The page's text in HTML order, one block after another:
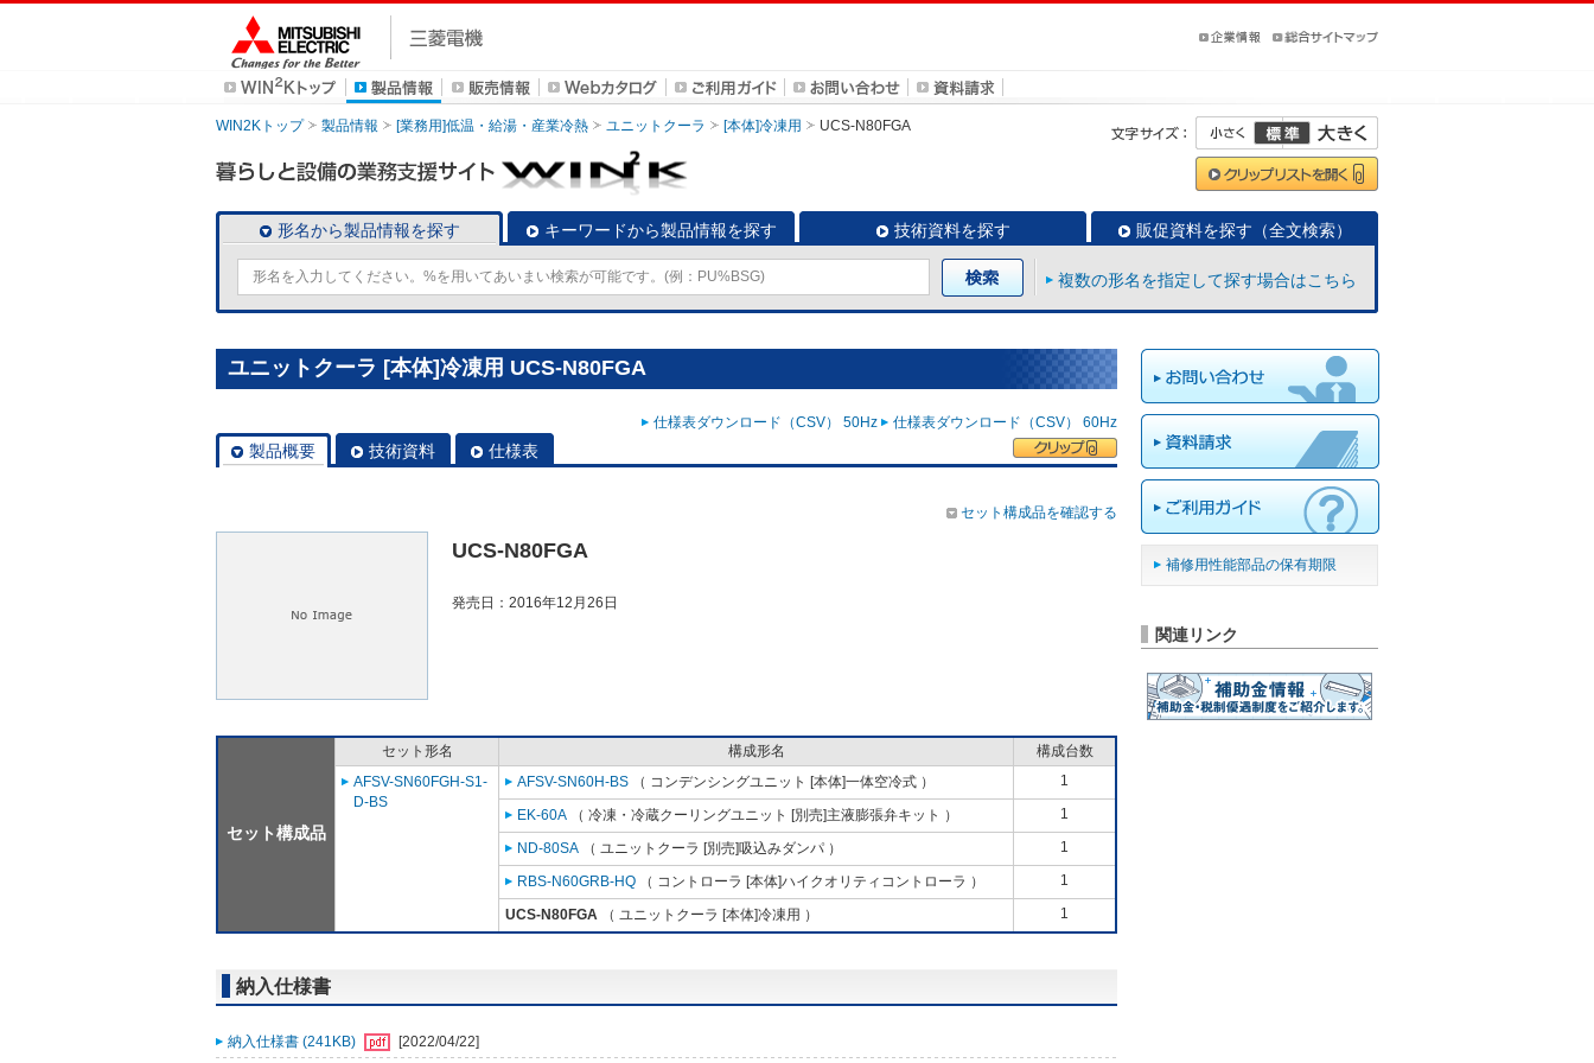
WIN2Kトップ 製品情報 [業務用]低温・給湯・産業冷熱 ユニットクーラ [本体]冷凍用 UCS-N80FGA
形名から製品情報を探す キーワードから製品情報を探す 技術資料を探す 販促資料を探す（全文検索）
複数の形名を指定して探す場合はこちら
ユニットクーラ [本体]冷凍用 UCS-N80FGA
仕様表ダウンロード（CSV） 50Hz 仕様表ダウンロード（CSV） 60Hz
製品概要 技術資料 仕様表
セット構成品を確認する
UCS-N80FGA
発売日：2016年12月26日
セット構成品
セット形名 構成形名
構成台数
AFSV-SN60FGH-S1-
D-BS
AFSV-SN60H-BS （ コンデンシングユニット [本体]一体空冷式 ） 1
EK-60A （ 冷凍・冷蔵クーリングユニット [別売]主液膨張弁キット ） 1
ND-80SA （ ユニットクーラ [別売]吸込みダンパ ） 1
RBS-N60GRB-HQ （ コントローラ [本体]ハイクオリティコントローラ ） 1
UCS-N80FGA （ ユニットクーラ [本体]冷凍用 ） 1
納入仕様書
納入仕様書 (241KB) [2022/04/22]
補修用性能部品の保有期限
関連リンク